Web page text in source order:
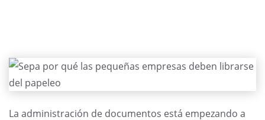
La administración de documentos está empezando a